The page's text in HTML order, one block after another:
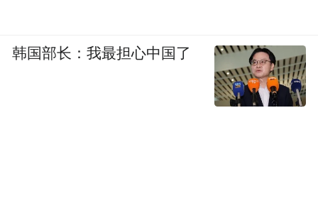
韩国部长：我最担心中国了